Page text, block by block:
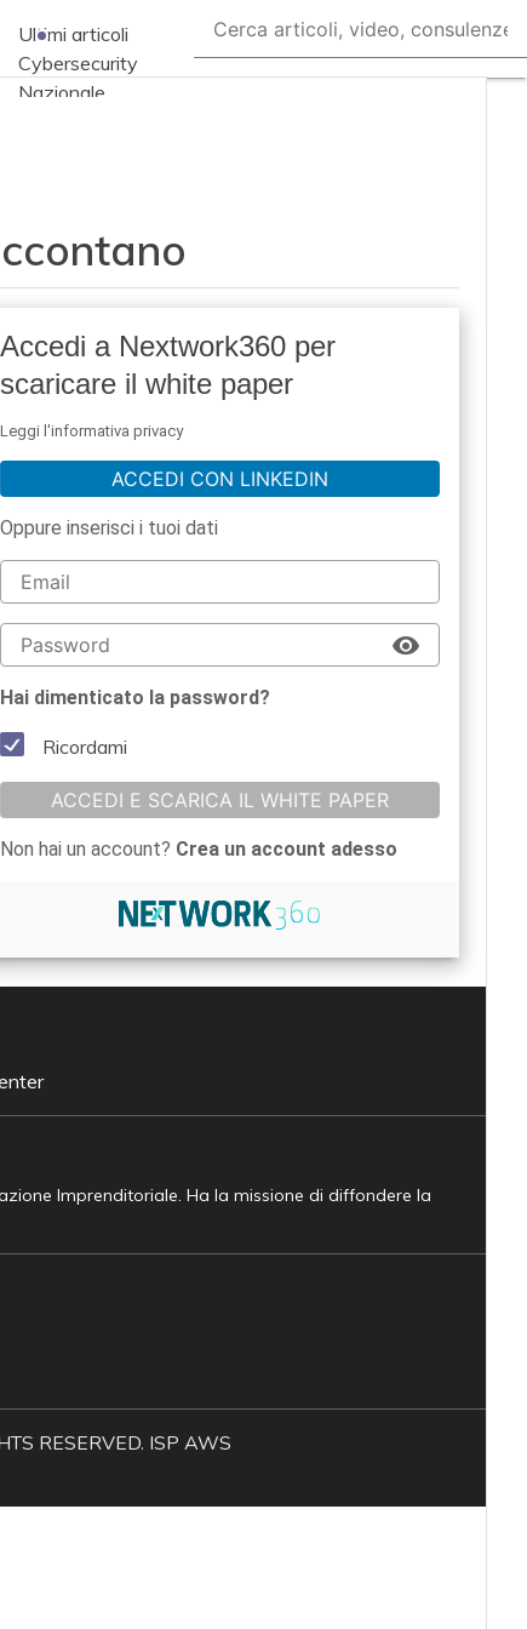
Linkedin
Ultimi articoli
Cybersecurity
Nazionale
Soluzioni aziendali
Cultura cyber
analisi Cyber
sicurezza e privacy
Chi siamo
Accedi a Nextwork360 per
scaricare il white paper
Leggi l'informativa privacy
ACCEDI CON LINKEDIN
Oppure inserisci i tuoi dati
Hai dimenticato la password?
Ricordami
ACCEDI E SCARICA IL WHITE PAPER
Non hai un account? Crea un account adesso
Imprenditoriale. Ha la missione di diffondere la
RESERVED. ISP AWS